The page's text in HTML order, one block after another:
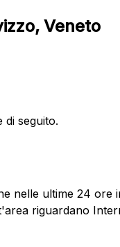
Veneto
di seguito.
nelle ultime 24 ore
riguardano